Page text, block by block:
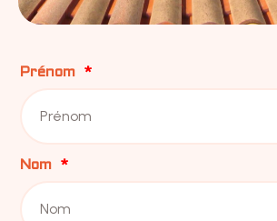
Prénom
Nom